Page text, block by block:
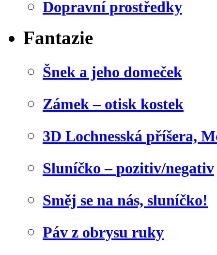
Dopravní prostředky
Fantazie
Šnek a jeho domeček
Zámek – otisk kostek
3D Lochnesská příšera,
Sluníčko – pozitiv/negativ
Směj se na nás, sluníčko!
Páv z obrysu ruky